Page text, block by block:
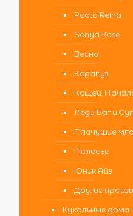
Paola Reina
Sonya Rose
Весна
Карапуз
Кощей.
Леди Баг и
Плачущие
Полесье
Юник Айз
Другие
Кукольные дома